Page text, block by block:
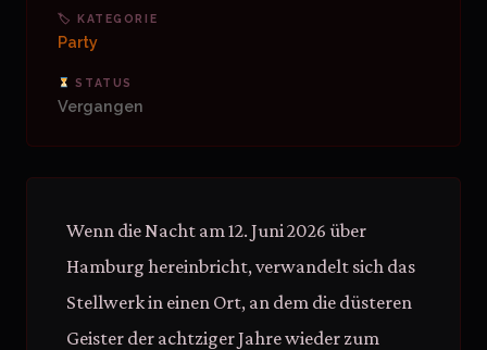
🏷 KATEGORIE
Party
STATUS
Vergangen
Wenn die Nacht am 12. Juni 2026 über
Hamburg hereinbricht, verwandelt sich das
Stellwerk in einen Ort, an dem die düsteren
Geister der achtziger Jahre wieder zum